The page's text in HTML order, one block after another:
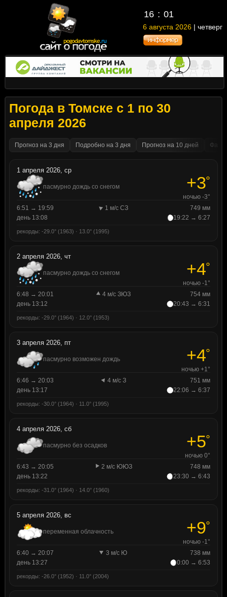
16 01
6 августа 2026 | четверг
Погода в Томске с 1 по 30
апреля 2026
Прогноз на 3 дня Подробно на 3 дня Прогноз на 10 дней
1 апреля 2026, ср
пасмурно дождь со снегом +3°
ночью -3°
6:51 → 19:59
1 м/с СЗ
749 мм
день 13:08
19:22 → 6:27
рекорды: -29.0° (1963) · 13.0° (1995)
2 апреля 2026, чт
пасмурно дождь со снегом +4°
ночью -1°
6:48 → 20:01
4 м/с ЗЮЗ
754 мм
день 13:12
20:43 → 6:31
рекорды: -29.0° (1964) · 12.0° (1953)
3 апреля 2026, пт
пасмурно возможен дождь +4°
ночью +1°
6:46 → 20:03
4 м/с З
751 мм
день 13:17
22:06 → 6:37
рекорды: -30.0° (1964) · 11.0° (1995)
4 апреля 2026, сб
пасмурно без осадков +5°
ночью 0°
6:43 → 20:05
2 м/с ЮЮЗ
748 мм
день 13:22
23:30 → 6:43
рекорды: -31.0° (1964) · 14.0° (1960)
5 апреля 2026, вс
переменная облачность +9°
ночью -1°
6:40 → 20:07
3 м/с Ю
738 мм
день 13:27
0:00 → 6:53
рекорды: -26.0° (1952) · 11.0° (2004)